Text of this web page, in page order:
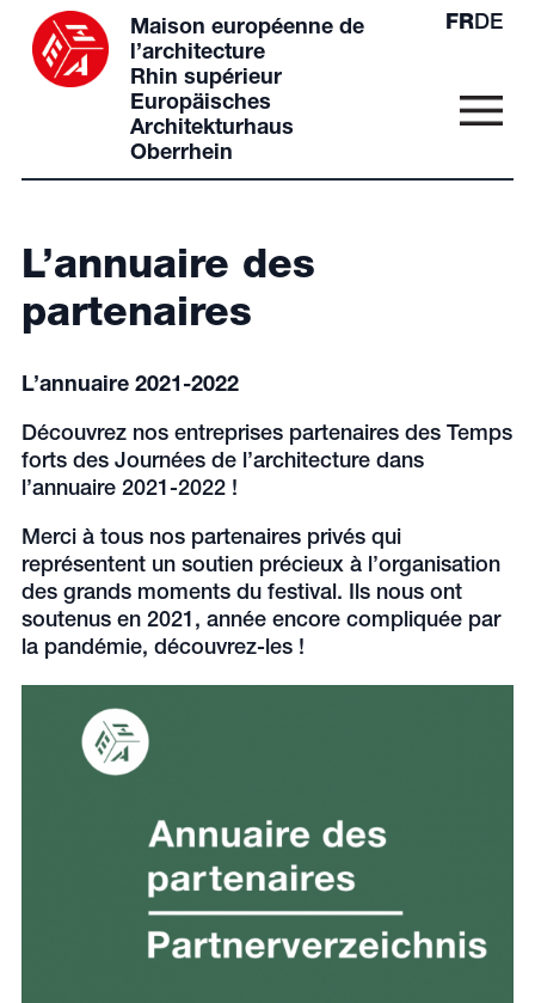
Maison européenne de
l’architecture
Rhin supérieur
Europäisches
Architekturhaus
Oberrhein
FRDE
L’annuaire des
partenaires
L’annuaire 2021-2022
Découvrez nos entreprises partenaires des Temps
forts des Journées de l’architecture dans
l’annuaire 2021-2022 !
Merci à tous nos partenaires privés qui
représentent un soutien précieux à l’organisation
des grands moments du festival. Ils nous ont
soutenus en 2021, année encore compliquée par
la pandémie, découvrez-les !